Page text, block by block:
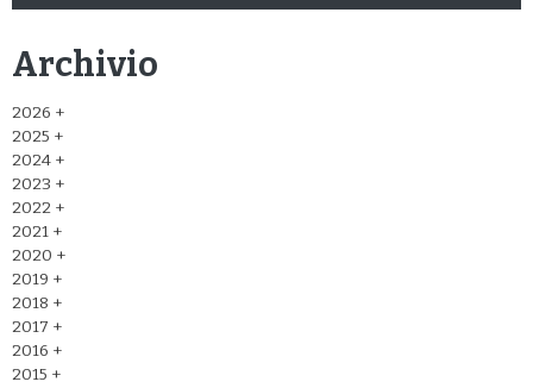
Archivio
2026
2025
2024
2023
2022
2021
2020
2019
2018
2017
2016
2015